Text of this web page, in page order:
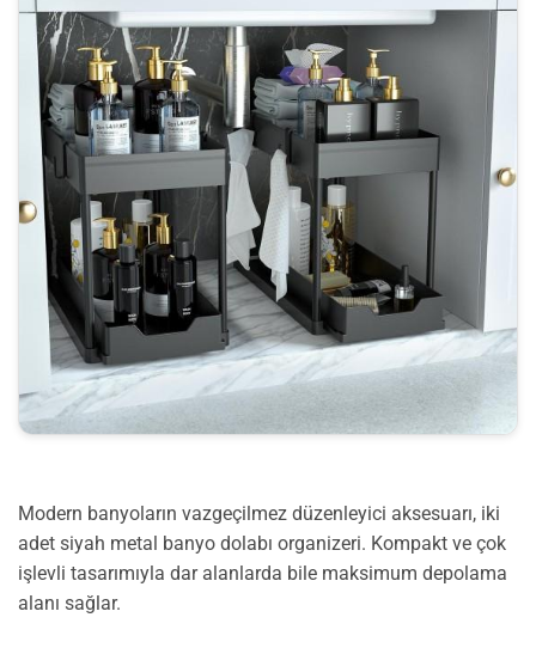
Modern banyoların vazgeçilmez düzenleyici aksesuarı, iki
adet siyah metal banyo dolabı organizeri. Kompakt ve çok
işlevli tasarımıyla dar alanlarda bile maksimum depolama
alanı sağlar.